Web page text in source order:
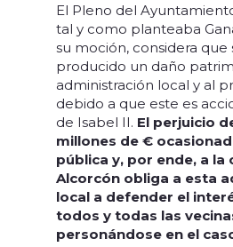
El Pleno del
tal y como planteaba
su moción, considera que
producido un daño
administración local y al
debido a que este es
de Isabel II. El perjuicio
millones de €
pública y, por ende, a la
Alcorcón obliga a esta
local a defender el
todos y todas las
personándose en el